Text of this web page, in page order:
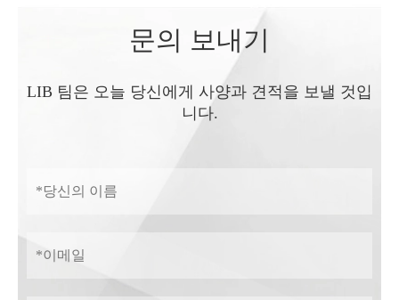
문의 보내기
LIB 팀은 오늘 당신에게 사양과 견적을 보낼 것입
니다.